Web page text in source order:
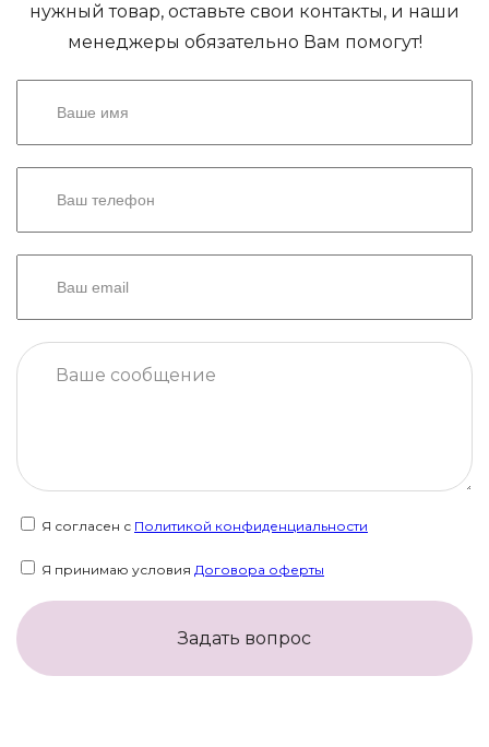
нужный товар, оставьте свои контакты, и наши
менеджеры обязательно Вам помогут!
Я согласен с Политикой конфиденциальности
Я принимаю условия Договора оферты
Задать вопрос